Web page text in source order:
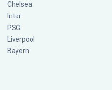
Chelsea
Inter
PSG
Liverpool
Bayern